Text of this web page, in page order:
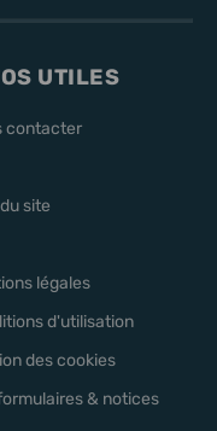
UTILES
contacter
site
légales
d'utilisation
des cookies
& notices